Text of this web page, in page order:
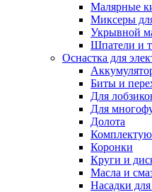
Малярные
Миксеры
Укрывной
Шпатели и
Оснастка для
Биты и
Для
Для
Долота
Коронки
Круги и
Масла и
Насадки